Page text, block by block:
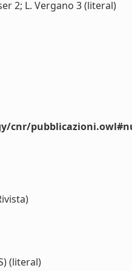
2; L. Vergano 3 (literal)
cnr/
(literal)